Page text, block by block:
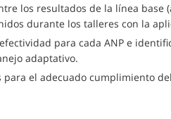
los resultados de la línea base
durante los talleres con la
para cada ANP e
adaptativo.
el adecuado cumplimiento